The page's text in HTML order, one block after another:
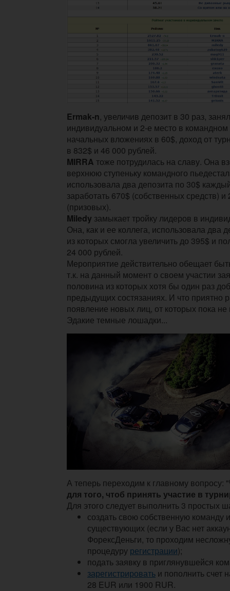
Ermak-n, увеличив депозит в 30 раз,
индивидуальном и 2-е место в командном
начальных вложениях в 60$, доход от
в 832$ и 46 000 рублей.
MIRRA тоже потрудилась на славу. Она
верхнюю ступеньку командного
использовала два депозита по 30$
заработать 670$ (собственных средств) и
(призовых).
Miledy замыкает тройку лидеров в
Она, как и ее коллега, использовала два
из которых смогла увеличить до 395$ и
24 000 рублей.
Мероприятие действительно обещает
т.к. на данный момент о своем участии
половина из которых хотя бы один раз
предыдущих состязаниях. И что приятно
появление новых лиц, от которых пока не
Эдакие темные лошадки...
А теперь переходим к главному вопросу: "
для того, чтоб принять участие в
Для этого следует выполнить 3 простых
создать свою собственную команду
существующих (если у Вас нет
ФорексДеньги, то проходим
процедуру регистрации);
подать заявку в приглянувшейся
зарегистрировать и пополнить счет
28 EUR или 1900 RUR.